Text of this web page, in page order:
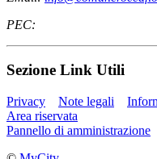
PEC:
Sezione Link Utili
Privacy Note legali
Area riservata
Pannello di amministrazione